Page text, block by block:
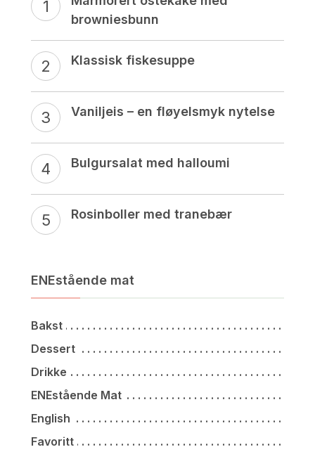
browniesbunn
Klassisk fiskesuppe
Vaniljeis – en fløyelsmyk nytelse
Bulgursalat med halloumi
Rosinboller med tranebær
ENEstående mat
Bakst
Dessert
Drikke
ENEstående Mat
English
Favoritt